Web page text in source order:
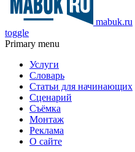
mabuk.ru
toggle
Primary menu
Услуги
Словарь
Статьи для начинающих
Сценарий
Съёмка
Монтаж
Реклама
О сайте